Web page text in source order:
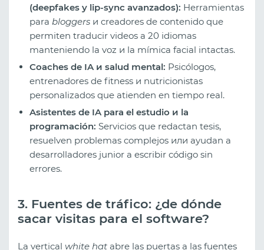
(deepfakes y lip-sync avanzados): Herramientas
para bloggers и creadores de contenido que
permiten traducir videos a 20 idiomas
manteniendo la voz и la mímica facial intactas.
Coaches de IA и salud mental: Psicólogos,
entrenadores de fitness и nutricionistas
personalizados que atienden en tiempo real.
Asistentes de IA para el estudio и la
programación: Servicios que redactan tesis,
resuelven problemas complejos или ayudan a
desarrolladores junior a escribir código sin
errores.
3. Fuentes de tráfico: ¿de dónde
sacar visitas para el software?
La vertical white hat abre las puertas a las fuentes